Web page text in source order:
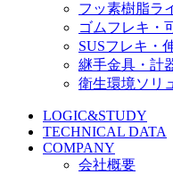
フッ素樹脂ラ
ゴムフレキ・
SUSフレキ・
継手金具・計
衛生環境ソリ
LOGIC&STUDY
TECHNICAL DATA
COMPANY
会社概要